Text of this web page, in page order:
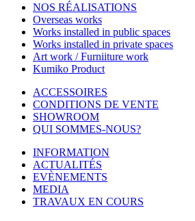
NOS RÉALISATIONS
Overseas works
Works installed in public spaces
Works installed in private spaces
Art work / Furniiture work
Kumiko Product
ACCESSOIRES
CONDITIONS DE VENTE
SHOWROOM
QUI SOMMES-NOUS?
INFORMATION
ACTUALITÉS
EVÈNEMENTS
MEDIA
TRAVAUX EN COURS